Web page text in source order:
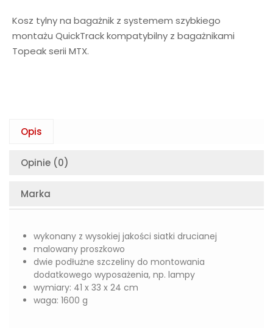
Kosz tylny na bagażnik z systemem szybkiego
montażu QuickTrack kompatybilny z bagażnikami
Topeak serii MTX.
Opis
Opinie (0)
Marka
wykonany z wysokiej jakości siatki drucianej
malowany proszkowo
dwie podłużne szczeliny do montowania
dodatkowego wyposażenia, np. lampy
wymiary: 41 x 33 x 24 cm
waga: 1600 g